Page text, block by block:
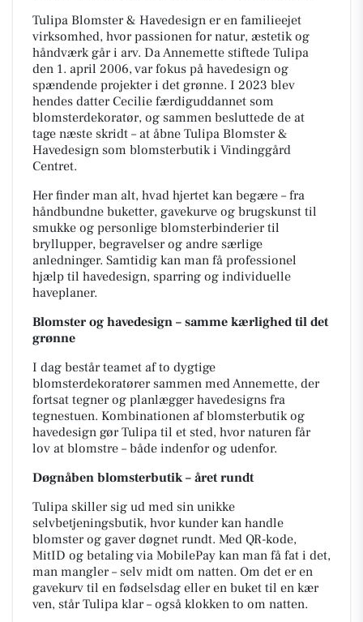
Tulipa Blomster & Havedesign er en familieejet
virksomhed, hvor passionen for natur, æstetik og
håndværk går i arv. Da Annemette stiftede Tulipa
den 1. april 2006, var fokus på havedesign og
spændende projekter i det grønne. I 2023 blev
hendes datter Cecilie færdiguddannet som
blomsterdekoratør, og sammen besluttede de at
tage næste skridt – at åbne Tulipa Blomster &
Havedesign som blomsterbutik i Vindinggård
Centret.
Her finder man alt, hvad hjertet kan begære – fra
håndbundne buketter, gavekurve og brugskunst til
smukke og personlige blomsterbinderier til
bryllupper, begravelser og andre særlige
anledninger. Samtidig kan man få professionel
hjælp til havedesign, sparring og individuelle
haveplaner.
Blomster og havedesign – samme kærlighed til det
grønne
I dag består teamet af to dygtige
blomsterdekoratører sammen med Annemette, der
fortsat tegner og planlægger havedesigns fra
tegnestuen. Kombinationen af blomsterbutik og
havedesign gør Tulipa til et sted, hvor naturen får
lov at blomstre – både indenfor og udenfor.
Døgnåben blomsterbutik – året rundt
Tulipa skiller sig ud med sin unikke
selvbetjeningsbutik, hvor kunder kan handle
blomster og gaver døgnet rundt. Med QR-kode,
MitID og betaling via MobilePay kan man få fat i det,
man mangler – selv midt om natten. Om det er en
gavekurv til en fødselsdag eller en buket til en kær
ven, står Tulipa klar – også klokken to om natten.